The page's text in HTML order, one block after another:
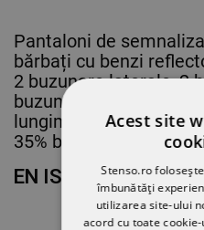
Pantaloni de
bărbați cu benzi
2 buzunare laterale, 2
buzunare la spate.
lungimea picioarelor.
35% bumbac, 195 g/m²
EN ISO 13688, EN
Acest site
Stenso.ro
îmbunătăți
utilizarea site-ului
acord cu toate